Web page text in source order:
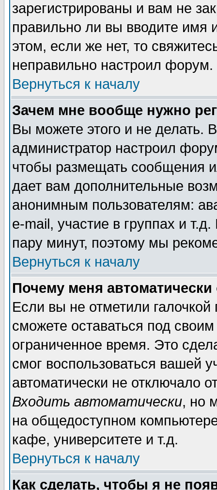
зарегистрированы и вам не
правильно ли вы вводите
этом, если же нет, то
неправильно настроил форум.
Вернуться к началу
Зачем мне вообще нужно
Вы можете этого и не делать.
администратор настроил
чтобы размещать сообщения
дает вам дополнительные
анонимным пользователям:
e-mail, участие в группах и
пару минут, поэтому мы
Вернуться к началу
Почему меня автоматически
Если вы не отметили галочкой
сможете оставаться под
ограниченное время. Это
смог воспользоваться вашей
автоматически не отключало
Входить автоматически, но
на общедоступном
кафе, университете и т.д.
Вернуться к началу
Как сделать, чтобы я не